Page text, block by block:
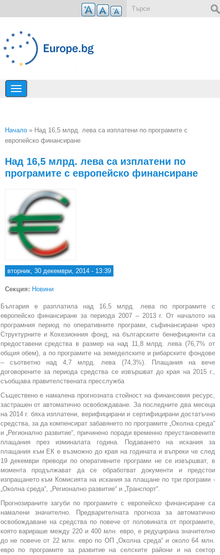
Премини към основното съдържание
Вие сте тук
Начало » Над 16,5 млрд. лева са изплатени по програмите с
европейско финансиране
Над 16,5 млрд. лева са изплатени по
програмите с европейско финансиране
вторник, 30 декември, 2014 - 13:39
Секция: Новини
България е разплатила над 16,5 млрд. лева по програмите с
европейско финансиране за периода 2007 – 2013 г. От началото на
програмния период по оперативните програми, съфинансирани чрез
Структурните и Кохезионния фонд, на българските бенефициенти са
предоставени средства в размер на над 11,8 млрд. лева (76,7% от
общия обем), а по програмите на земеделските и рибарските фондове
– съответно над 4,7 млрд. лева (74,3%). Плащания на вече
договорените за периода средства се извършват до края на 2015 г.,
съобщава правителствената пресслужба
Съществено е намалена прогнозната стойност на финансовия ресурс,
застрашен от автоматично освобождаване. За последните два месеца
на 2014 г. бяха изплатени, верифицирани и сертифицирани достатъчно
средства, за да компенсират забавянето по програмите „Околна среда“
и „Регионално развитие“, причинено поради временно преустановените
плащания през изминалата година. Подаването на искания за
плащания към ЕК е възможно до края на годината и въпреки че след
19 декември преводи по оперативните програми не се извършват, в
момента продължават да се обработват документи и предстои
изпращането към Комисията на искания за плащане по три програми -
„Околна среда“, „Регионално развитие“ и „Транспорт“.
Прогнозираните загуби по програмите с европейско финансиране са
намалени значително. Предварителната прогноза за автоматично
освобождаване на средства по повече от половината от програмите,
която варираше между 220 и 400 млн. евро, е редуцирана значително
до не повече от 22 млн. евро по ОП „Околна среда“ и около 64 млн.
евро по програмите за развитие на селските райони и на сектор